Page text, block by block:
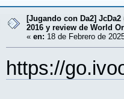
[Jugando con Da2]
2016 y review de World
« en: 18 de Febrero de
https://